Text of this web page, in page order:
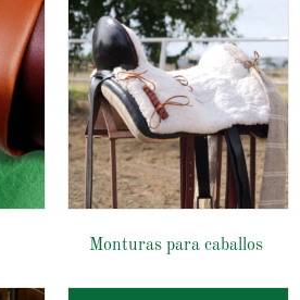
Monturas para caballos